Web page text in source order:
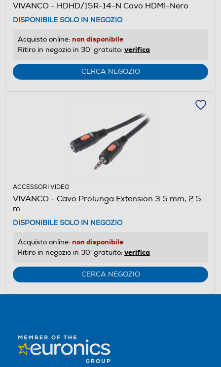
VIVANCO - HDHD/15R-14-N Cavo HDMI-Nero
DISPONIBILE SOLO IN NEGOZIO
Acquisto online: non disponibile
Ritiro in negozio in 30' gratuito: verifica
CERCA NEGOZIO
ACCESSORI VIDEO
VIVANCO - Cavo Prolunga Extension 3.5 mm, 2.5
m
DISPONIBILE SOLO IN NEGOZIO
Acquisto online: non disponibile
Ritiro in negozio in 30' gratuito: verifica
CERCA NEGOZIO